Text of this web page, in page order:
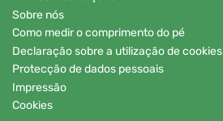
Sobre nós
Como medir o comprimento do pé
Declaração sobre a utilização de cookies
Protecção de dados pessoais
Impressão
Cookies